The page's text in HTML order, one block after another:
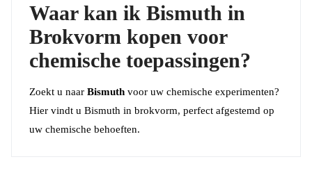
Waar kan ik Bismuth in
Brokvorm kopen voor
chemische toepassingen?
Zoekt u naar Bismuth voor uw chemische experimenten?
Hier vindt u Bismuth in brokvorm, perfect afgestemd op
uw chemische behoeften.